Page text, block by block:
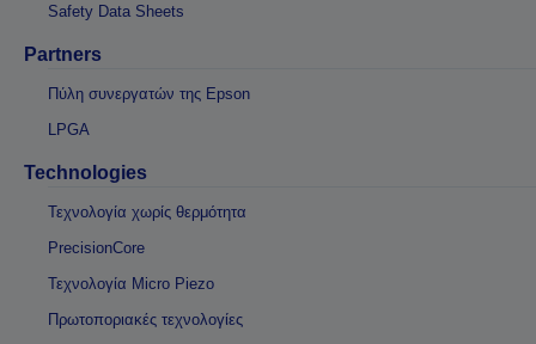
Safety Data Sheets
Partners
Πύλη συνεργατών της Epson
LPGA
Technologies
Τεχνολογία χωρίς θερμότητα
PrecisionCore
Τεχνολογία Micro Piezo
Πρωτοποριακές τεχνολογίες